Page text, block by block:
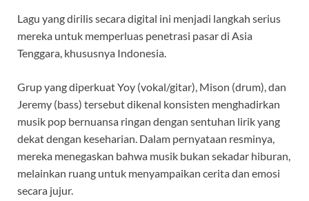
Lagu yang dirilis secara digital ini menjadi langkah serius
mereka untuk memperluas penetrasi pasar di Asia
Tenggara, khususnya Indonesia.
Grup yang diperkuat Yoy (vokal/gitar), Mison (drum), dan
Jeremy (bass) tersebut dikenal konsisten menghadirkan
musik pop bernuansa ringan dengan sentuhan lirik yang
dekat dengan keseharian. Dalam pernyataan resminya,
mereka menegaskan bahwa musik bukan sekadar hiburan,
melainkan ruang untuk menyampaikan cerita dan emosi
secara jujur.